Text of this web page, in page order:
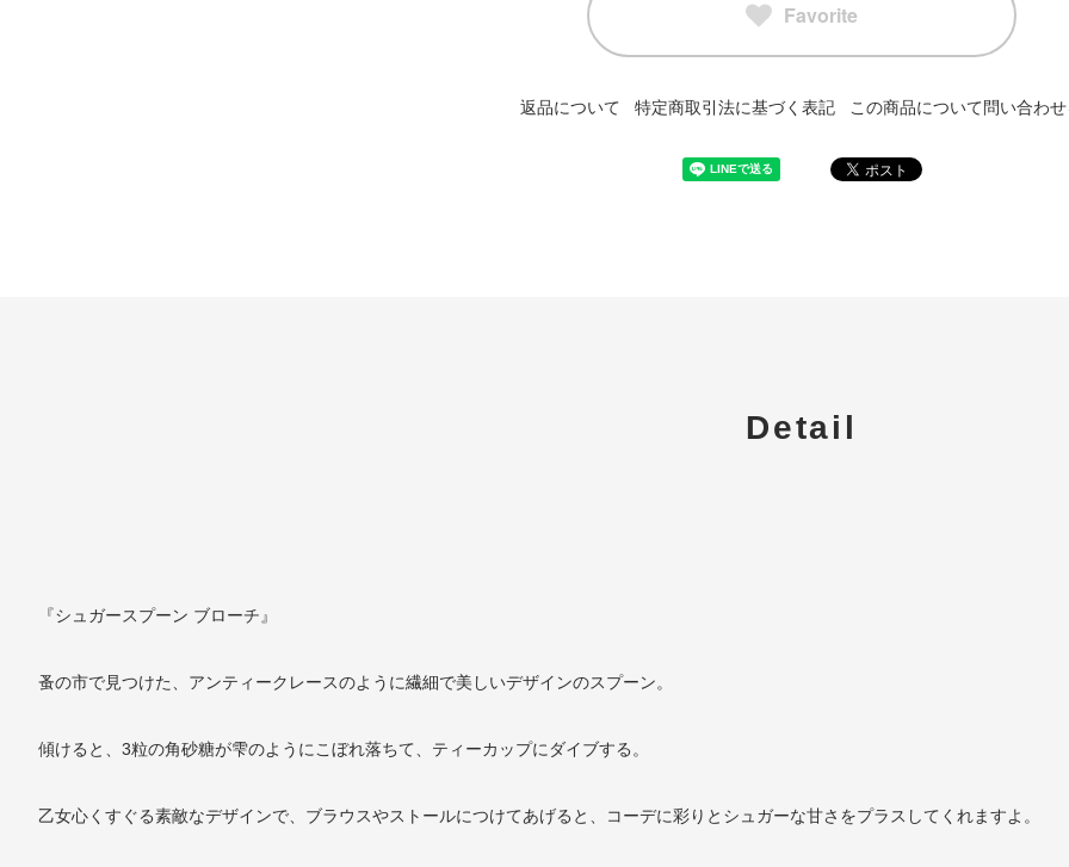
Favorite
返品について 特定商取引法に基づく表記 この商品について問い合わ
Detail
『シュガースプーン ブローチ』
蚤の市で見つけた、アンティークレースのように繊細で美しいデザインのスプーン。
傾けると、3粒の角砂糖が雫のようにこぼれ落ちて、ティーカップにダイブする。
乙女心くすぐる素敵なデザインで、ブラウスやストールにつけてあげると、コーデに彩りとシュガーな甘さをプラスしてくれますよ。